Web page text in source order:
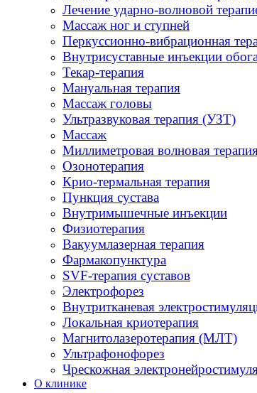
Лечение ударно-волновой
Массаж ног и ступней
Перкуссионно-вибрационная
Внутрисуставные инъекции
Текар-терапия
Мануальная терапия
Массаж головы
Ультразвуковая терапия (УЗТ)
Массаж
Миллиметровая волновая
Озонотерапия
Крио-термальная терапия
Пункция сустава
Внутримышечные инъекции
Физиотерапия
Вакуумлазерная терапия
Фармакопунктура
SVF-терапия суставов
Электрофорез
Внутритканевая
Локальная криотерапия
Магнитолазеротерапия (МЛТ)
Ультрафонофорез
Чрескожная
О клинике